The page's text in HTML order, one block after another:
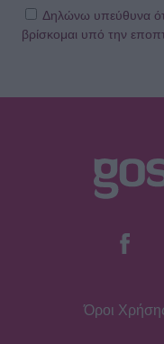
SHOWBIZ
Η Χρηστίδου στην
κομψή & μαυρισμένη
Δηλώνω υπεύθυνα
βρίσκομαι υπό την
Όροι